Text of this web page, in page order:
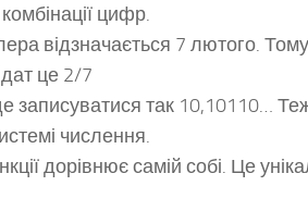
цифр.
відзначається 7 лютого.
дат це 2/7
записуватися так 10,10110…
числення.
дорівнює самій собі. Це